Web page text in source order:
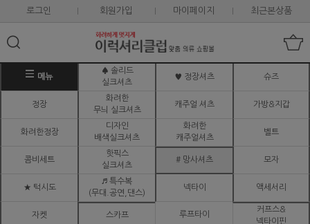
로그인 회원가입 마이페이지 최근본상품
메뉴
♠ 솔리드
실크셔츠
♥ 정장셔츠 슈즈
정장
화려한
무늬 실크셔츠
캐주얼 셔츠 가방&지갑
화려한정장
디자인
배색실크셔츠
화려한
캐주얼셔츠
벨트
콤비세트
핫픽스
실크셔츠
# 망사셔츠 모자
★ 턱시도
♬ 특수복
(무대.공연,댄스)
넥타이 액세서리
자켓 스카프 루프타이
커프스&
넥타이핀